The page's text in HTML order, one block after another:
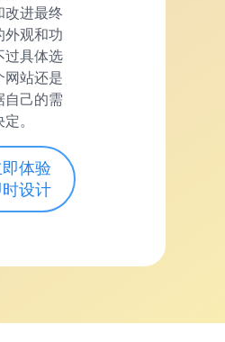
改进最终
外观和功
过具体选
网站还是
自己的需
。
即体验
时设计